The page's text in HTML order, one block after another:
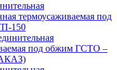
термоусаживаемая под
150